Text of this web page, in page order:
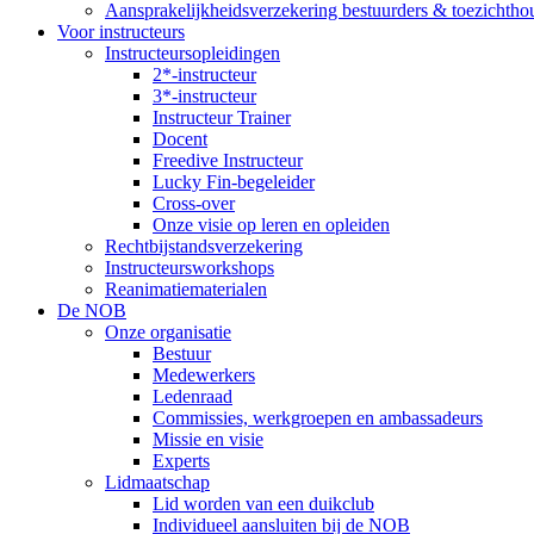
Aansprakelijkheidsverzekering bestuurders &
Voor instructeurs
Instructeursopleidingen
2*-instructeur
3*-instructeur
Instructeur Trainer
Docent
Freedive Instructeur
Lucky Fin-begeleider
Cross-over
Onze visie op leren en opleiden
Rechtbijstandsverzekering
Instructeursworkshops
Reanimatiematerialen
De NOB
Onze organisatie
Bestuur
Medewerkers
Ledenraad
Commissies, werkgroepen en ambassadeurs
Missie en visie
Experts
Lidmaatschap
Lid worden van een duikclub
Individueel aansluiten bij de NOB